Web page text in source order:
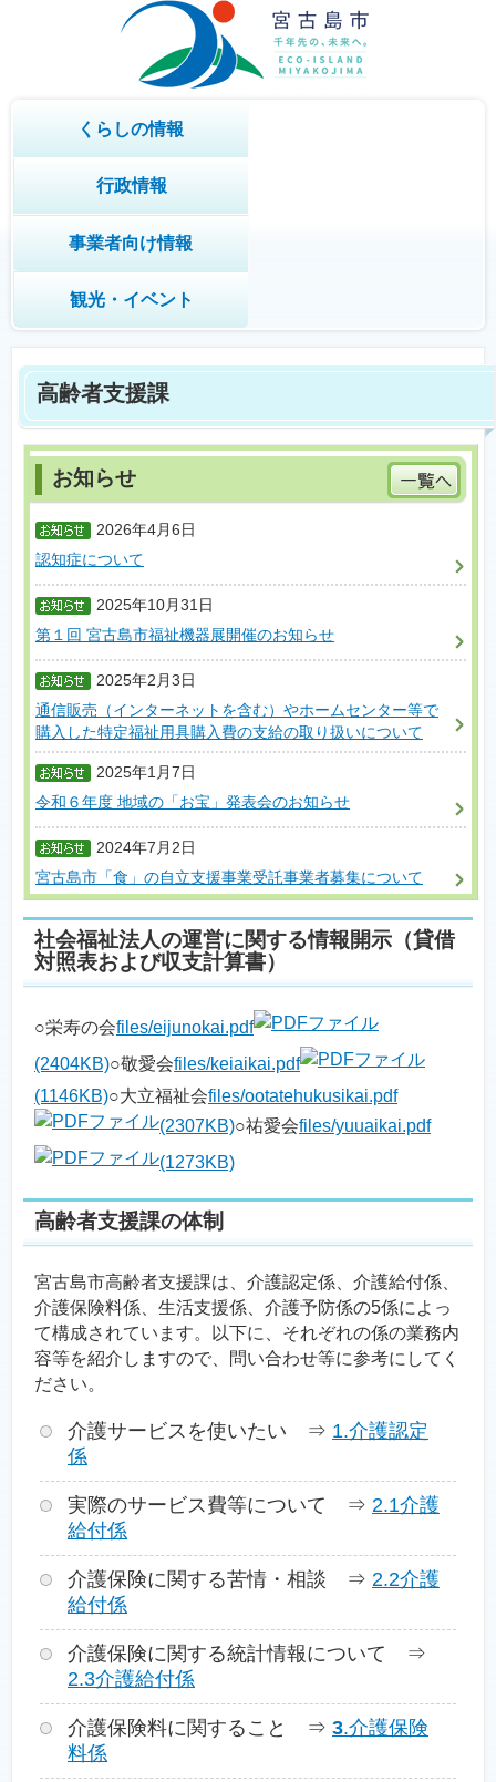
くらしの情報
行政情報
事業者向け情報
観光・イベント
高齢者支援課
2026年4月6日
認知症について
2025年10月31日
第１回 宮古島市福祉機器展開催のお知らせ
2025年2月3日
通信販売（インターネットを含む）やホームセンター等で
購入した特定福祉用具購入費の支給の取り扱いについて
2025年1月7日
令和６年度 地域の「お宝」発表会のお知らせ
2024年7月2日
宮古島市「食」の自立支援事業受託事業者募集について
社会福祉法人の運営に関する情報開示（貸借
対照表および収支計算書）
○栄寿の会files/eijunokai.pdf
(2404KB)○敬愛会files/keiaikai.pdf
(1146KB)○大立福祉会files/ootatehukusikai.pdf
(2307KB)○祐愛会files/yuuaikai.pdf
(1273KB)
高齢者支援課の体制
宮古島市高齢者支援課は、介護認定係、介護給付係、
介護保険料係、生活支援係、介護予防係の5係によっ
て構成されています。以下に、それぞれの係の業務内
容等を紹介しますので、問い合わせ等に参考にしてく
ださい。
介護サービスを使いたい ⇒ 1.介護認定
係
実際のサービス費等について ⇒ 2.1介護
給付係
介護保険に関する苦情・相談 ⇒ 2.2介護
給付係
介護保険に関する統計情報について ⇒
2.3介護給付係
介護保険料に関すること ⇒ 3.介護保険
料係